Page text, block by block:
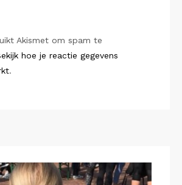
Akismet om spam te
hoe je reactie gegevens
.